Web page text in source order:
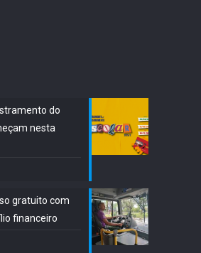
do
nesta
gratuito com
financeiro